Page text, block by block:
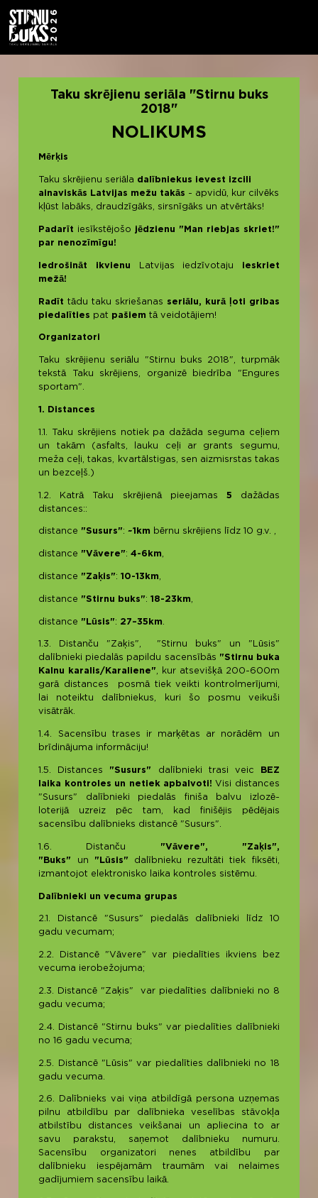
Taku skrējienu seriāla "Stirnu buks
2018"
NOLIKUMS
Mērķis
Taku skrējienu seriāla dalībniekus ievest izcili
ainaviskās Latvijas mežu takās - apvidū, kur cilvēks
kļūst labāks, draudzīgāks, sirsnīgāks un atvērtāks!
Padarīt iesīkstējošo jēdzienu "Man riebjas skriet!"
par nenozīmīgu!
Iedrošināt ikvienu Latvijas iedzīvotaju
ieskriet
mežā!
Radīt tādu taku skriešanas seriālu, kurā ļoti gribas
piedalīties pat pašiem tā veidotājiem!
Organizatori
Taku skrējienu seriālu "Stirnu buks 2018", turpmāk
tekstā Taku skrējiens, organizē biedrība "Engures
sportam".
1. Distances
1.1. Taku skrējiens notiek pa dažāda seguma ceļiem
un takām (asfalts, lauku ceļi ar grants segumu,
meža ceļi, takas, kvartālstigas, sen aizmisrstas takas
un bezceļš.)
1.2. Katrā Taku skrējienā pieejamas 5 dažādas
distances::
distance "Susurs":~1km bērnu skrējiens līdz 10 g.v. ,
distance "Vāvere":4-6km
distance "Zaķis":10-13km
distance "Stirnu buks":18-23km
distance "Lūsis": 27–35km
1.3. Distanču "Zaķis", "Stirnu buks" un "Lūsis"
dalībnieki piedalās papildu sacensībās "Stirnu buka
Kalnu karalis/Karaliene", kur atsevišķā 200-600m
garā distances posmā tiek veikti kontrolmerījumi,
lai noteiktu dalībniekus, kuri šo posmu veikuši
visātrāk.
1.4. Sacensību trases ir marķētas ar norādēm un
brīdinājuma informāciju!
1.5. Distances "Susurs" dalībnieki trasi veic
BEZ
laika kontroles un netiek apbalvoti! Visi distances
"Susurs" dalībnieki piedalās finiša balvu izlozē-
loterijā uzreiz pēc tam, kad finišējis pēdējais
sacensību dalībnieks distancē "Susurs".
1.6. Distanču "Vāvere",
"Zaķis",
"Buks"
un "Lūsis" dalībnieku rezultāti tiek fiksēti,
izmantojot elektronisko laika kontroles sistēmu.
Dalībnieki un vecuma grupas
2.1. Distancē "Susurs" piedalās dalībnieki līdz 10
gadu vecumam;
2.2. Distancē "Vāvere" var piedalīties ikviens bez
vecuma ierobežojuma;
2.3. Distancē "Zaķis" var piedalīties dalībnieki no 8
gadu vecuma;
2.4. Distancē "Stirnu buks" var piedalīties dalībnieki
no 16 gadu vecuma;
2.5. Distancē "Lūsis" var piedalīties dalībnieki no 18
gadu vecuma.
2.6. Dalībnieks vai viņa atbildīgā persona uzņemas
pilnu atbildību par dalībnieka veselības stāvokļa
atbilstību distances veikšanai un apliecina to ar
savu parakstu, saņemot dalībnieku numuru.
Sacensību organizatori nenes atbildību par
dalībnieku iespējamām traumām vai nelaimes
gadījumiem sacensību laikā.